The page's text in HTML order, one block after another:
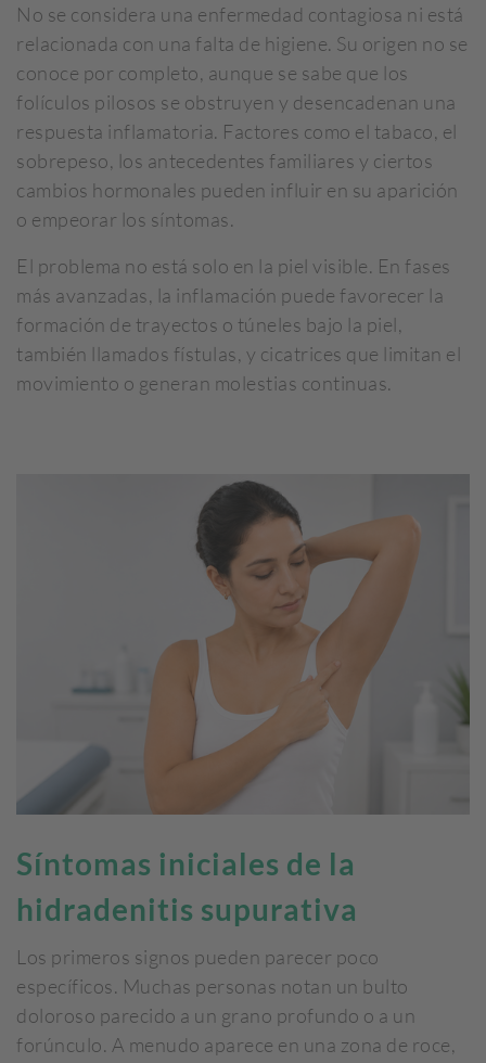
No se considera una enfermedad contagiosa ni está
relacionada con una falta de higiene. Su origen no se
conoce por completo, aunque se sabe que los
folículos pilosos se obstruyen y desencadenan una
respuesta inflamatoria. Factores como el tabaco, el
sobrepeso, los antecedentes familiares y ciertos
cambios hormonales pueden influir en su aparición
o empeorar los síntomas.
El problema no está solo en la piel visible. En fases
más avanzadas, la inflamación puede favorecer la
formación de trayectos o túneles bajo la piel,
también llamados fístulas, y cicatrices que limitan el
movimiento o generan molestias continuas.
Síntomas iniciales de la
hidradenitis supurativa
Los primeros signos pueden parecer poco
específicos. Muchas personas notan un bulto
doloroso parecido a un grano profundo o a un
forúnculo. A menudo aparece en una zona de roce,